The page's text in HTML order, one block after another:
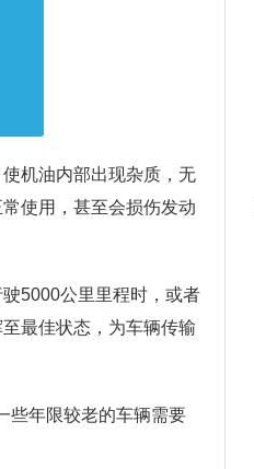
机油内部出现杂质，无
使用，甚至会损伤发动
5000公里里程时，或者
最佳状态，为车辆传输
些年限较老的车辆需要